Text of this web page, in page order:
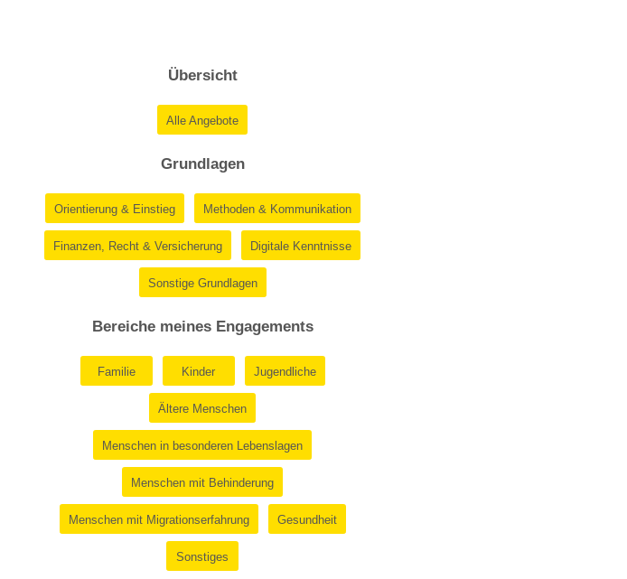
Übersicht
Alle Angebote
Grundlagen
Orientierung & Einstieg Methoden & Kommunikation
Finanzen, Recht & Versicherung Digitale Kenntnisse
Sonstige Grundlagen
Bereiche meines Engagements
Familie Kinder Jugendliche
Ältere Menschen
Menschen in besonderen Lebenslagen
Menschen mit Behinderung
Menschen mit Migrationserfahrung Gesundheit
Sonstiges